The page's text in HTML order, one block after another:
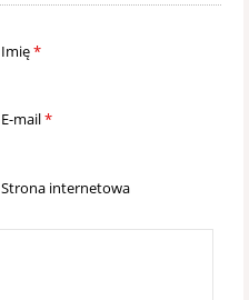
Imię*
E-mail*
Strona internetowa